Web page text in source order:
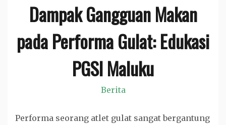
Dampak Gangguan Makan
pada Performa Gulat: Edukasi
PGSI Maluku
Berita
Performa seorang atlet gulat sangat bergantung